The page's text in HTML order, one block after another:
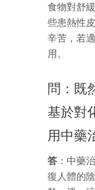
食物對舒
些患熱性
辛苦，若
用。
問：既
基於對
用中藥
答 ：中藥
復人體的